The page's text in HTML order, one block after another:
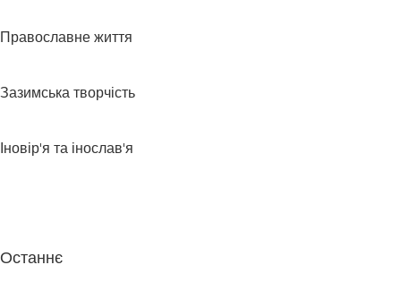
Православне життя
Зазимська творчість
Іновір'я та інослав'я
Останнє